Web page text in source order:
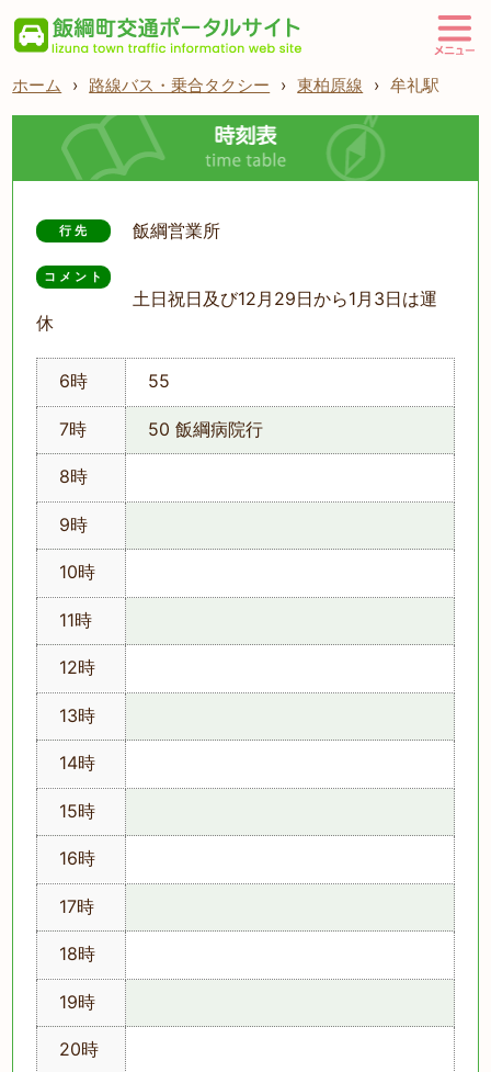
ホーム › 路線バス・乗合タクシー › 東柏原線 › 牟礼駅
行先 飯綱営業所
コメント
土日祝日及び12月29日から1月3日は運
休
6時 55
7時 50 飯綱病院行
8時
9時
10時
11時
12時
13時
14時
15時
16時
17時
18時
19時
20時